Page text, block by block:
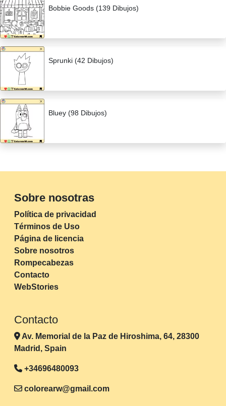
Bobbie Goods (139 Dibujos)
Sprunki (42 Dibujos)
Bluey (98 Dibujos)
Sobre nosotras
Política de privacidad
Términos de Uso
Página de licencia
Sobre nosotros
Rompecabezas
Contacto
WebStories
Contacto
Av. Memorial de la Paz de Hiroshima, 64, 28300
Madrid, Spain
+34696480093
colorearw@gmail.com